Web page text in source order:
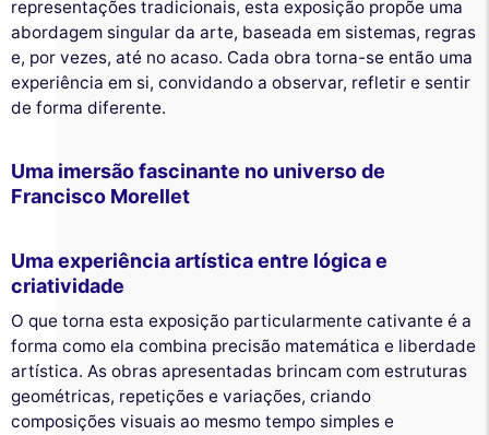
representações tradicionais, esta exposição propõe uma
abordagem singular da arte, baseada em sistemas, regras
e, por vezes, até no acaso. Cada obra torna-se então uma
experiência em si, convidando a observar, refletir e sentir
de forma diferente.
Uma imersão fascinante no universo de
Francisco Morellet
Uma experiência artística entre lógica e
criatividade
O que torna esta exposição particularmente cativante é a
forma como ela combina precisão matemática e liberdade
artística. As obras apresentadas brincam com estruturas
geométricas, repetições e variações, criando
composições visuais ao mesmo tempo simples e